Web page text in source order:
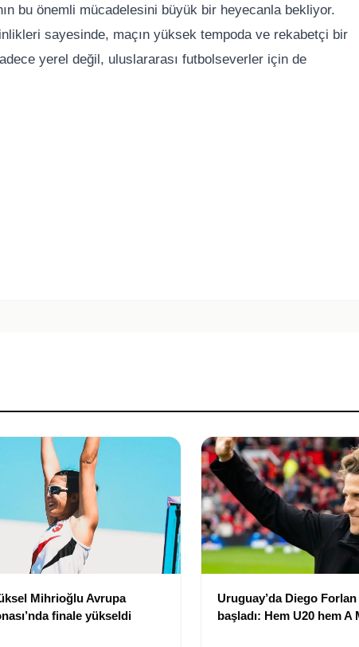
bu önemli mücadelesini büyük bir heyecanla bekliyor.
sayesinde, maçın yüksek tempoda ve rekabetçi bir
yerel değil, uluslararası futbolseverler için de
Mihrioğlu Avrupa
finale yükseldi
Uruguay’da Diego
başladı: Hem U20 hem A